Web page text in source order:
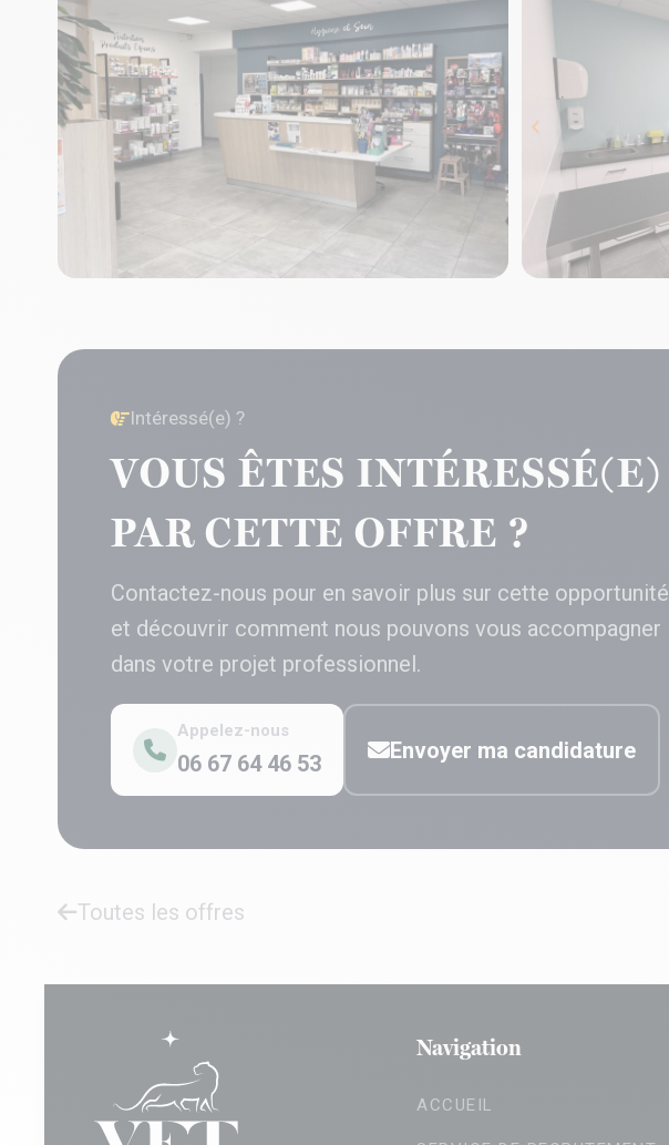
Intéressé(e) ?
VOUS ÊTES INTÉRESSÉ(E)
PAR CETTE OFFRE ?
Contactez-nous pour en savoir plus sur cette opportunité
et découvrir comment nous pouvons vous accompagner
dans votre projet professionnel.
Appelez-nous
06 67 64 46 53
Envoyer ma candidature
Toutes les offres
Navigation
ACCUEIL